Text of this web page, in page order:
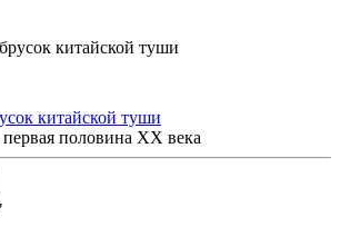
китайской туши
половина XX века